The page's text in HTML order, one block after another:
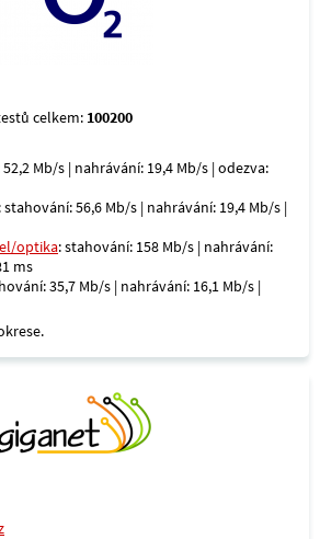
celkem: 100200
Mb/s | nahrávání: 19,4 Mb/s | odezva:
: stahování: 56,6 Mb/s | nahrávání: 19,4 Mb/s |
optika: stahování: 158 Mb/s | nahrávání:
ms
35,7 Mb/s | nahrávání: 16,1 Mb/s |